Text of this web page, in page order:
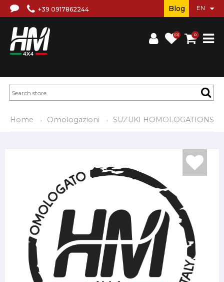
+39 0917862244
(0) 0
Blog
Home Omologazioni SUZUKI HOMOLOGATIONS